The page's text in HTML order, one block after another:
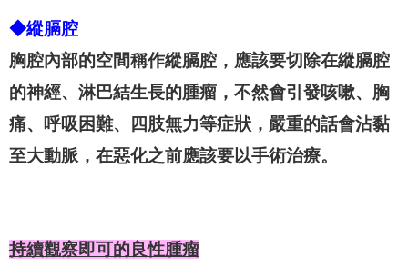
◆縱膈腔
胸腔內部的空間稱作縱膈腔，應該要切除在縱膈腔
的神經、淋巴結生長的腫瘤，不然會引發咳嗽、胸
痛、呼吸困難、四肢無力等症狀，嚴重的話會沾黏
至大動脈，在惡化之前應該要以手術治療。
持續觀察即可的良性腫瘤